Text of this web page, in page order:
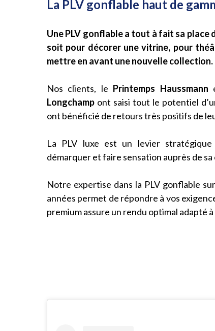
La PLV gonflable haut de
Une PLV gonflable a tout à fait sa place
soit pour décorer une vitrine, pour
mettre en avant une nouvelle collection.
Nos clients, le Printemps Haussmann
Longchamp ont saisi tout le potentiel
ont bénéficié de retours très positifs de
La PLV luxe est un levier
démarquer et faire sensation auprès de
Notre expertise dans la PLV gonflable
années permet de répondre à vos
premium assure un rendu optimal adapté